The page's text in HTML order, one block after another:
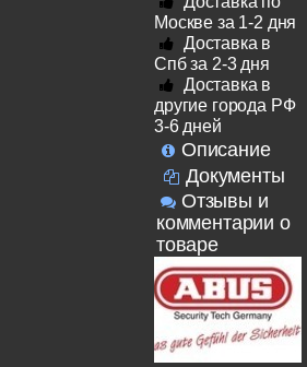
Москве за 1-2 дня
Доставка в
Спб за 2-3 дня
Доставка в
другие города РФ
3-6 дней
Описание
Документы
Отзывы и
комментарии о
товаре